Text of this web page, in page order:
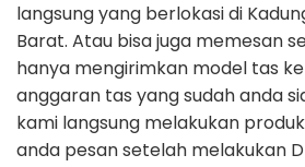
langsung yang berlokasi di
Barat. Atau bisa juga memesan
hanya mengirimkan model tas
anggaran tas yang sudah anda
kami langsung melakukan
anda pesan setelah melakukan